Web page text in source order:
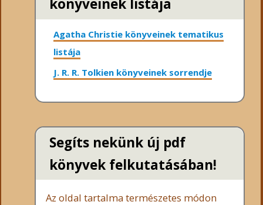
könyveinek listája
Agatha Christie könyveinek tematikus
listája
J. R. R. Tolkien könyveinek sorrendje
Segíts nekünk új pdf
könyvek felkutatásában!
Az oldal tartalma természetes módon